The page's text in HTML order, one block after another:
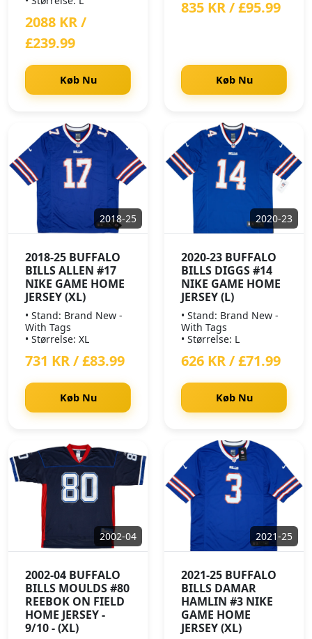
2088 KR /
£239.99
Køb Nu
835 KR / £95.99
Køb Nu
2018-25
2018-25 BUFFALO
BILLS ALLEN #17
NIKE GAME HOME
JERSEY (XL)
• Stand: Brand New -
With Tags
• Størrelse: XL
731 KR / £83.99
Køb Nu
2020-23
2020-23 BUFFALO
BILLS DIGGS #14
NIKE GAME HOME
JERSEY (L)
• Stand: Brand New -
With Tags
• Størrelse: L
626 KR / £71.99
Køb Nu
2002-04
2002-04 BUFFALO
BILLS MOULDS #80
REEBOK ON FIELD
HOME JERSEY -
9/10 - (XL)
2021-25
2021-25 BUFFALO
BILLS DAMAR
HAMLIN #3 NIKE
GAME HOME
JERSEY (XL)